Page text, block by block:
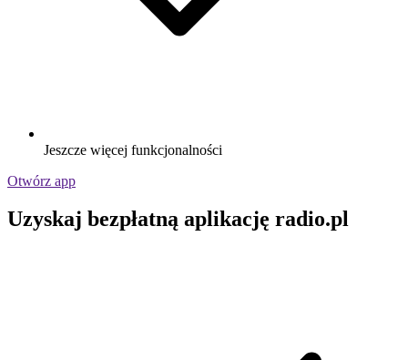
Jeszcze więcej funkcjonalności
Otwórz app
Uzyskaj bezpłatną aplikację radio.pl